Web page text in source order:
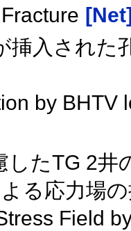
挿入され
by BHTV
したTG 2
る応力場
Field